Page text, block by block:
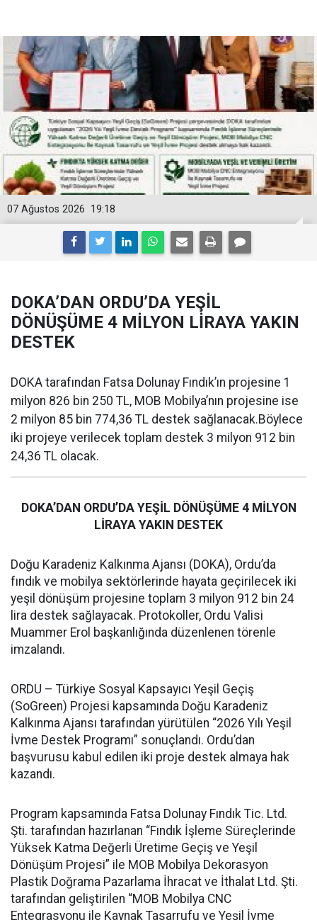
19:18
07 Ağustos 2026
DOKA’DAN ORDU’DA YEŞİL
DÖNÜŞÜME 4 MİLYON LİRAYA YAKIN
DESTEK
DOKA tarafından Fatsa Dolunay Fındık’ın projesine 1
milyon 826 bin 250 TL, MOB Mobilya’nın projesine ise
2 milyon 85 bin 774,36 TL destek sağlanacak.Böylece
iki projeye verilecek toplam destek 3 milyon 912 bin
24,36 TL olacak.
DOKA’DAN ORDU’DA YEŞİL DÖNÜŞÜME 4 MİLYON
LİRAYA YAKIN DESTEK
Doğu Karadeniz Kalkınma Ajansı (DOKA), Ordu’da
fındık ve mobilya sektörlerinde hayata geçirilecek iki
yeşil dönüşüm projesine toplam 3 milyon 912 bin 24
lira destek sağlayacak. Protokoller, Ordu Valisi
Muammer Erol başkanlığında düzenlenen törenle
imzalandı.
ORDU – Türkiye Sosyal Kapsayıcı Yeşil Geçiş
(SoGreen) Projesi kapsamında Doğu Karadeniz
Kalkınma Ajansı tarafından yürütülen “2026 Yılı Yeşil
İvme Destek Programı” sonuçlandı. Ordu’dan
başvurusu kabul edilen iki proje destek almaya hak
kazandı.
Program kapsamında Fatsa Dolunay Fındık Tic. Ltd.
Şti. tarafından hazırlanan “Fındık İşleme Süreçlerinde
Yüksek Katma Değerli Üretime Geçiş ve Yeşil
Dönüşüm Projesi” ile MOB Mobilya Dekorasyon
Plastik Doğrama Pazarlama İhracat ve İthalat Ltd. Şti.
tarafından geliştirilen “MOB Mobilya CNC
Entegrasyonu ile Kaynak Tasarrufu ve Yeşil İvme